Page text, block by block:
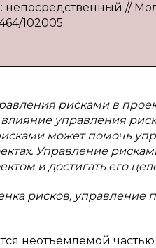
непосредственный //
102005.
рисками в
управления
может помочь
Управление
и достигать его
рисков, управление
неотъемлемой